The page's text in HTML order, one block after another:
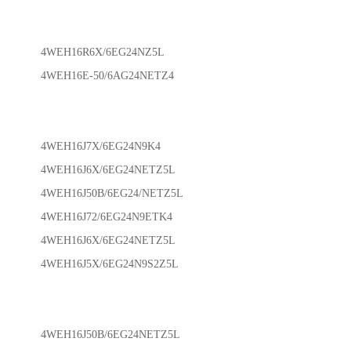
4WEH16R6X/6EG24NZ5L
4WEH16E-50/6AG24NETZ4
4WEH16J7X/6EG24N9K4
4WEH16J6X/6EG24NETZ5L
4WEH16J50B/6EG24/NETZ5L
4WEH16J72/6EG24N9ETK4
4WEH16J6X/6EG24NETZ5L
4WEH16J5X/6EG24N9S2Z5L
4WEH16J50B/6EG24NETZ5L